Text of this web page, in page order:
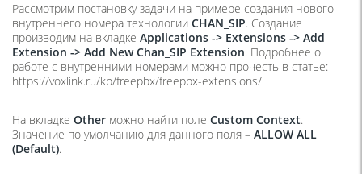
Рассмотрим постановку задачи на примере создания нового
внутреннего номера технологии CHAN_ SIP. Создание
производим на вкладке Applications -> Extensions -> Add
Extension -> Add New Chan_SIP Extension. Подробнее о
работе с внутренними номерами можно прочесть в статье:
https://voxlink.ru/kb/freepbx/freepbx-extensions/
На вкладке Other можно найти поле Custom Context.
Значение по умолчанию для данного поля – ALLOW ALL
(Default).